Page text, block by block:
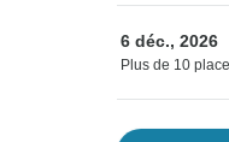
6 déc., 2026
Plus de 10